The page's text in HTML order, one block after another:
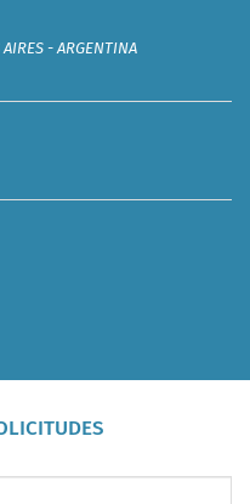
- ARGENTINA